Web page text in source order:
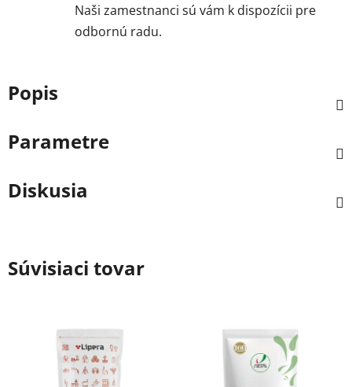
Naši zamestnanci sú vám k dispozícii pre
odbornú radu.
Popis
Parametre
Diskusia
Súvisiaci tovar